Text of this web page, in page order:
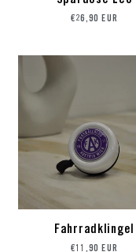
Preis
€26,90 EUR
Fahrradklingel
Preis
€11,90 EUR